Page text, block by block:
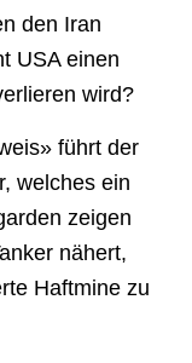
den Iran
USA einen
wird?
führt der
welches ein
zeigen
nähert,
Haftmine zu